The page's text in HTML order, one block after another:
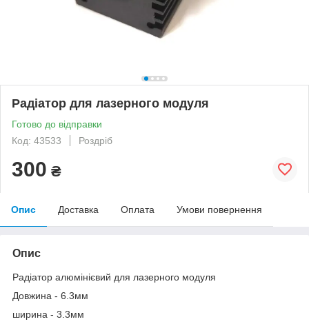
Радіатор для лазерного модуля
Готово до відправки
Код: 43533
Роздріб
300 ₴
Опис Доставка Оплата Умови повернення
Опис
Радіатор алюмінієвий для лазерного модуля
Довжина - 6.3мм
ширина - 3.3мм